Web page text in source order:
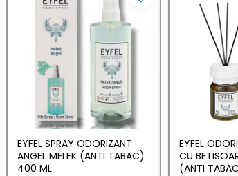
EYFEL SPRAY ODORIZANT
ANGEL MELEK (ANTI TABAC)
400 ML
EYFEL
CU
(ANTI